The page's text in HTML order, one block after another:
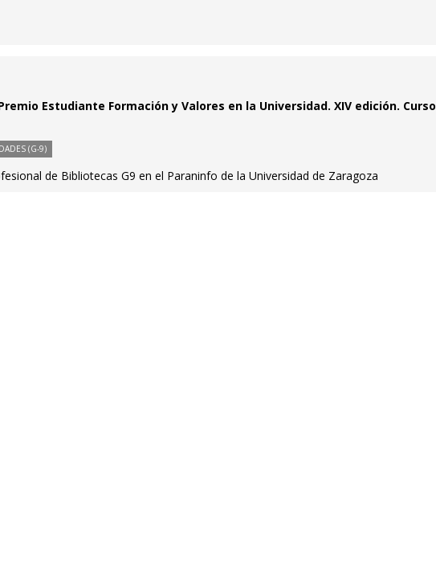
Estudiante Formación y Valores en la Universidad. XIV edición. Curso
(G-9)
de Bibliotecas G9 en el Paraninfo de la Universidad de Zaragoza